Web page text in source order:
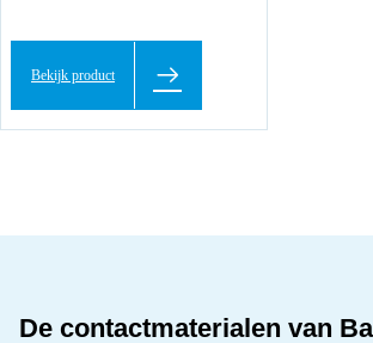
Bekijk product
De contactmaterialen van